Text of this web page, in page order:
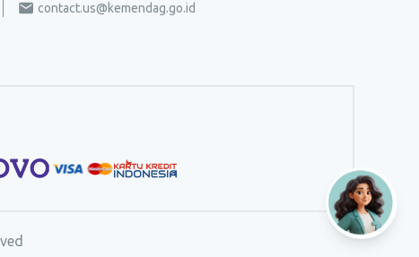
contact.us@kemendag.go.id